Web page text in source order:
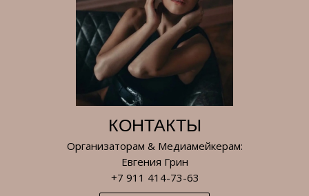
Организаторам & Медиамейкерам:
Евгения Грин
+7 911 414-73-63
КОНТАКТЫ